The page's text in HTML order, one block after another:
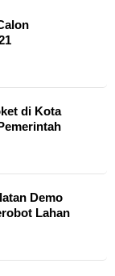
di Kota
Demo
Lahan